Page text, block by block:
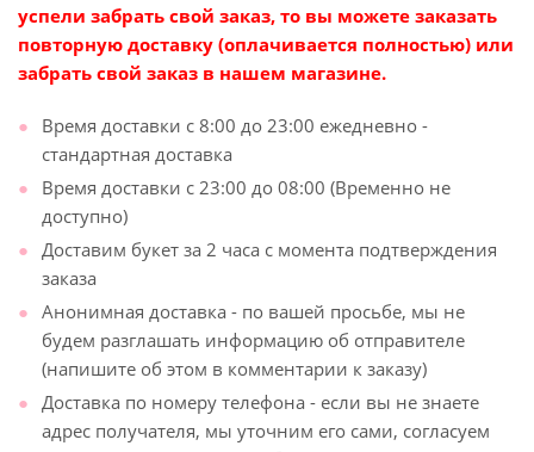
успели забрать свой заказ, то вы можете заказать
повторную доставку (оплачивается полностью) или
забрать свой заказ в нашем магазине.
Время доставки с 8:00 до 23:00 ежедневно -
стандартная доставка
Время доставки с 23:00 до 08:00 (Временно не
доступно)
Доставим букет за 2 часа с момента подтверждения
заказа
Анонимная доставка - по вашей просьбе, мы не
будем разглашать информацию об отправителе
(напишите об этом в комментарии к заказу)
Доставка по номеру телефона - если вы не знаете
адрес получателя, мы уточним его сами, согласуем